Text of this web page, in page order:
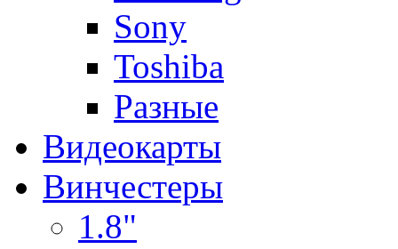
Sony
Toshiba
Разные
Видеокарты
Винчестеры
1.8"